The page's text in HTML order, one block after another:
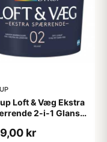
Loft & Væg Ekstra
2-i-1 Glans 2
kr